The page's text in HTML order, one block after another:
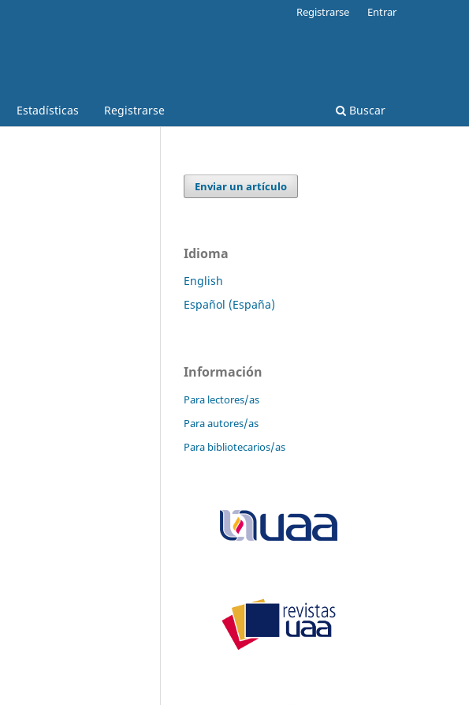
Estadísticas Registrarse Buscar
Registrarse Entrar
Enviar un artículo
Idioma
English
Español (España)
Información
Para lectores/as
Para autores/as
Para bibliotecarios/as